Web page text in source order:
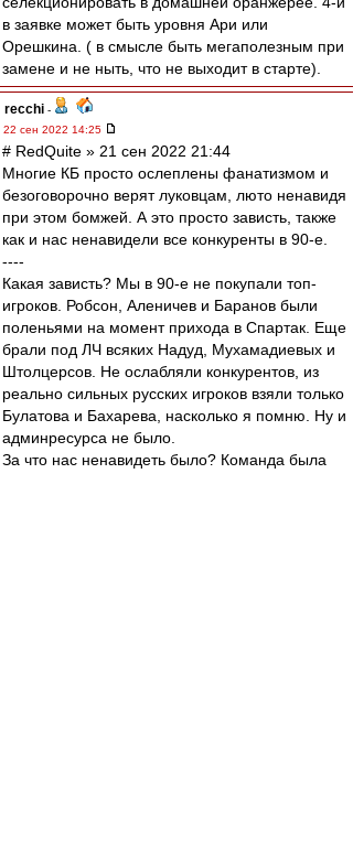
в заявке может быть уровня Ари или
Орешкина. ( в смысле быть мегаполезным при
замене и не ныть, что не выходит в старте).
recchi -
22 сен 2022 14:25
# RedQuite » 21 сен 2022 21:44
Многие КБ просто ослеплены фанатизмом и
безоговорочно верят луковцам, люто ненавидя
при этом бомжей. А это просто зависть, также
как и нас ненавидели все конкуренты в 90-е.
----
Какая зависть? Мы в 90-е не покупали топ-
игроков. Робсон, Аленичев и Баранов были
поленьями на момент прихода в Спартак. Еще
брали под ЛЧ всяких Надуд, Мухамадиевых и
Штолцерсов. Не ослабляли конкурентов, из
реально сильных русских игроков взяли только
Булатова и Бахарева, насколько я помню. Ну и
админресурса не было.
За что нас ненавидеть было? Команда была